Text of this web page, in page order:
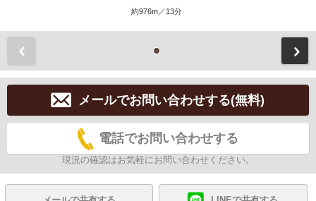
約976m／13分
メールでお問い合わせする(無料)
電話でお問い合わせする
現況の確認はお気軽にお問い合わせください。